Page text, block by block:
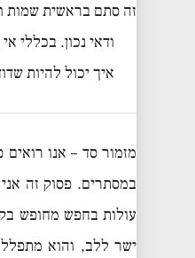
זה סתם בראשית שמות
ודאי נכון. בכללי
איך יכול להיות
מזמור סד – אנו
במסתרים. פסוק זה
עולות בחפש מחופש
ישר ללב, והוא